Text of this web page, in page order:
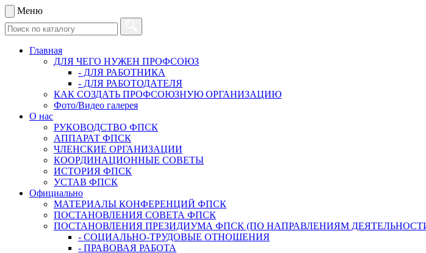
Меню
Главная
ДЛЯ ЧЕГО НУЖЕН ПРОФСОЮЗ
- ДЛЯ РАБОТНИКА
- ДЛЯ РАБОТОДАТЕЛЯ
КАК СОЗДАТЬ ПРОФСОЮЗНУЮ ОРГАНИЗАЦИЮ
Фото/Видео галерея
О нас
РУКОВОДСТВО ФПСК
АППАРАТ ФПСК
ЧЛЕНСКИЕ ОРГАНИЗАЦИИ
КООРДИНАЦИОННЫЕ СОВЕТЫ
ИСТОРИЯ ФПСК
УСТАВ ФПСК
Официально
МАТЕРИАЛЫ КОНФЕРЕНЦИЙ ФПСК
ПОСТАНОВЛЕНИЯ СОВЕТА ФПСК
ПОСТАНОВЛЕНИЯ ПРЕЗИДИУМА ФПСК (ПО НАПРАВЛЕНИЯМ
- СОЦИАЛЬНО-ТРУДОВЫЕ ОТНОШЕНИЯ
- ПРАВОВАЯ РАБОТА